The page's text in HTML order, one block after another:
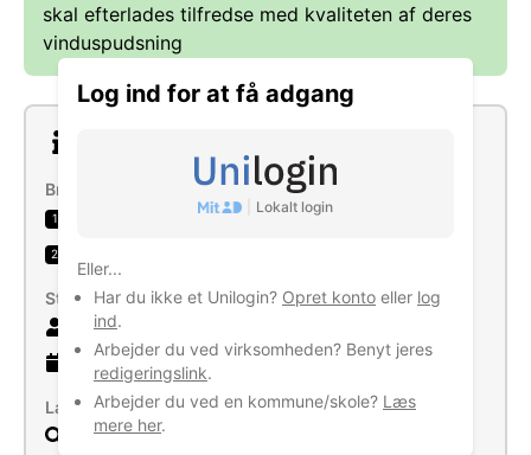
Log ind for at få adgang
Lokalt login
Eller...
Har du ikke et Unilogin? Opret konto eller log
ind.
Arbejder du ved virksomheden? Benyt jeres
redigeringslink.
Arbejder du ved en kommune/skole? Læs
mere her.
skal efterlades tilfredse med kvaliteten af deres
vinduspudsning
Brancher
1 Vinduespolering
2
Størrelse
3 ansatte
28 år gammel virksomhed
Læs mere
Søg